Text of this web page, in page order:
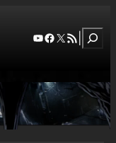
YouTube
Facebook
X RSS Feed